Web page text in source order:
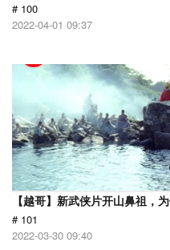
# 100
2022-04-01 09:37
【越哥】新武侠片开山鼻祖，
# 101
2022-03-30 09:40